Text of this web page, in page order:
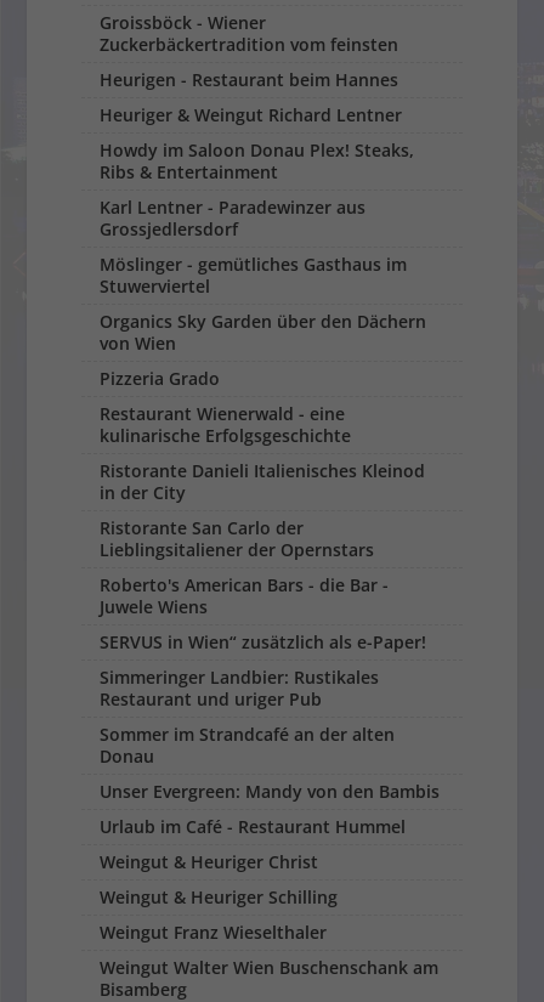
Groissböck - Wiener
Zuckerbäckertradition vom feinsten
Heurigen - Restaurant beim Hannes
Heuriger & Weingut Richard Lentner
Howdy im Saloon Donau Plex! Steaks,
Ribs & Entertainment
Karl Lentner - Paradewinzer aus
Grossjedlersdorf
Möslinger - gemütliches Gasthaus im
Stuwerviertel
Organics Sky Garden über den Dächern
von Wien
Pizzeria Grado
Restaurant Wienerwald - eine
kulinarische Erfolgsgeschichte
Ristorante Danieli Italienisches Kleinod
in der City
Ristorante San Carlo der
Lieblingsitaliener der Opernstars
Roberto's American Bars - die Bar -
Juwele Wiens
SERVUS in Wien“ zu­sätzlich als e-Paper!
Simmeringer Landbier: Rustikales
Restaurant und uriger Pub
Sommer im Strandcafé an der alten
Donau
Unser Evergreen: Mandy von den Bambis
Urlaub im Café - Restaurant Hummel
Weingut & Heuriger Christ
Weingut & Heuriger Schilling
Weingut Franz Wieselthaler
Weingut Walter Wien Buschenschank am
Bisamberg